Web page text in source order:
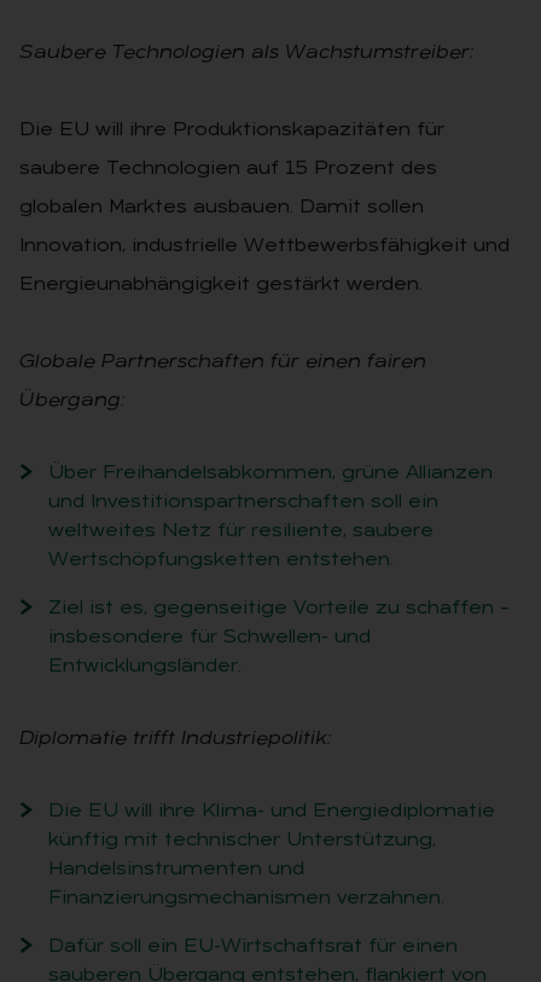
Saubere Technologien als Wachstumstreiber:
Die EU will ihre Produktionskapazitäten für
saubere Technologien auf 15 Prozent des
globalen Marktes ausbauen. Damit sollen
Innovation, industrielle Wettbewerbsfähigkeit und
Energieunabhängigkeit gestärkt werden.
Globale Partnerschaften für einen fairen
Übergang:
Über Freihandelsabkommen, grüne Allianzen
und Investitionspartnerschaften soll ein
weltweites Netz für resiliente, saubere
Wertschöpfungsketten entstehen.
Ziel ist es, gegenseitige Vorteile zu schaffen –
insbesondere für Schwellen- und
Entwicklungsländer.
Diplomatie trifft Industriepolitik:
Die EU will ihre Klima- und Energiediplomatie
künftig mit technischer Unterstützung,
Handelsinstrumenten und
Finanzierungsmechanismen verzahnen.
Dafür soll ein EU-Wirtschaftsrat für einen
sauberen Übergang entstehen, flankiert von